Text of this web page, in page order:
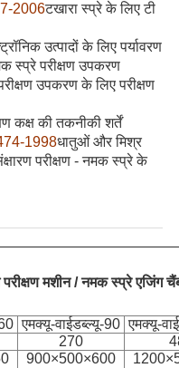
2006टखारा स्प्रे के लिए टी
उत्पादों के लिए पर्यावरण
स्प्रे परीक्षण उपकरण
उपकरण के लिए परीक्षण
कक्ष की तकनीकी शर्तें
1998धातुओं और मिश्र
परीक्षण - नमक स्प्रे के
मशीन / नमक स्प्रे एजिंग
एमक्यू-वाईडब्ल्यू-90 एमक्यू-
270
900×500×600